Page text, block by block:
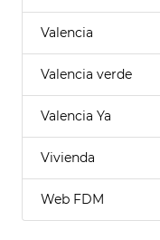
Valencia
Valencia verde
Valencia Ya
Vivienda
Web FDM